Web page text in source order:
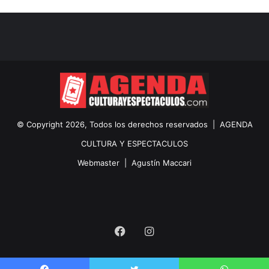
© Copyright 2026, Todos los derechos reservados | AGENDA
CULTURA Y ESPECTACULOS
Webmaster | Agustín Maccari